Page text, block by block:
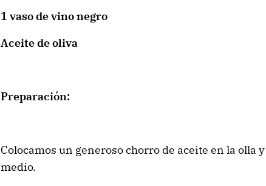
1 vaso de vino negro
Aceite de oliva
Preparación:
Colocamos un generoso chorro de aceite en la olla
medio.